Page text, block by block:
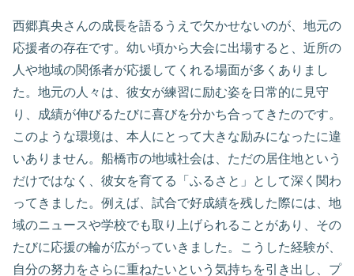
西郷真央さんの成長を語るうえで欠かせないのが、地元の
応援者の存在です。幼い頃から大会に出場すると、近所の
人や地域の関係者が応援してくれる場面が多くありまし
た。地元の人々は、彼女が練習に励む姿を日常的に見守
り、成績が伸びるたびに喜びを分かち合ってきたのです。
このような環境は、本人にとって大きな励みになったに違
いありません。船橋市の地域社会は、ただの居住地という
だけではなく、彼女を育てる「ふるさと」として深く関わ
ってきました。例えば、試合で好成績を残した際には、地
域のニュースや学校でも取り上げられることがあり、その
たびに応援の輪が広がっていきました。こうした経験が、
自分の努力をさらに重ねたいという気持ちを引き出し、プ